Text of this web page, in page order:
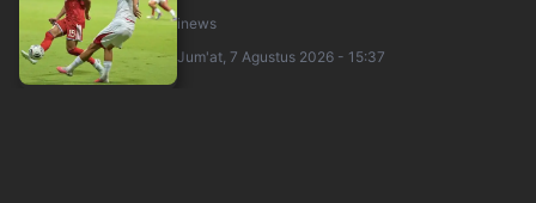
inews
Jum'at, 7 Agustus 2026 - 15:37